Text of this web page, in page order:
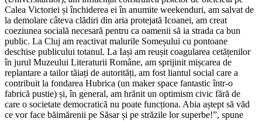
Calea Victoriei și închiderea ei în anumite weekenduri, am salvat de
la demolare câteva clădiri din aria protejată Icoanei, am creat
coeziunea socială necesară pentru ca oamenii să ia strada ca bun
public. La Cluj am reactivat malurile Someșului cu pontoane
deschise publicului totanul. La Iași am reușit coagularea cetățenilor
în jurul Muzeului Literaturii Române, am sprijinit mișcarea de
replantare a tailor tăiați de autorități, am fost liantul social care a
contribuit la fondarea Hubrica (un maker space fantastic într-o
fabrică pustie) și, în general, am hrănit un optimism civic fără de
care o societate democratică nu poate funcționa. Abia aștept să văd
ce vor face băimărenii pe Săsar și pe străzile lor superbe!”, spune